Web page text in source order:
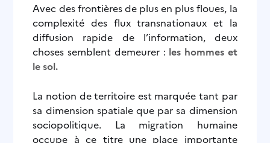
Avec des frontières de plus en plus floues, la
complexité des flux transnationaux et la
diffusion rapide de l’information, deux
choses semblent demeurer : les hommes et
le sol.
La notion de territoire est marquée tant par
sa dimension spatiale que par sa dimension
sociopolitique. La migration humaine
occupe à ce titre une place importante